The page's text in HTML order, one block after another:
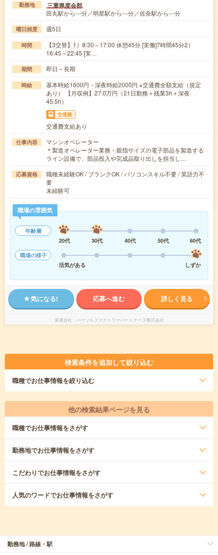
勤務地 三重県度会郡
田丸駅から---分／明星駅から---分／佐奈駅から---分
曜日頻度 週5日
時間
【3交替】1）8:30～17:00 休憩45分 [実働]7時間45分2）
16:45～22:45 [実…
期間 即日～長期
時給
基本時給1600円・深夜時給2000円 ※交通費全額支給（規定
あり） 【月収例】27.0万円（21日勤務＋残業3h＋深夜
45.5h）
交通費
交通費支給あり
仕事内容
マシンオペレーター
＊製造オペレーター業務・親指サイズの電子部品を製造する
ライン設備で、部品投入や完成品取り出しを担当し…
応募資格
職種未経験OK / ブランクOK / パソコンスキル不要 / 英語力不
要
未経験可
職場の雰囲気
年齢層
20代
30代 40代 50代
60代
職場の様子
活気がある
しずか
気になる! 応募へ進む 詳しく見る
派遣会社 パーソルファクトリーパートナーズ株式会社
検索条件を追加して絞り込む
職種でお仕事情報を絞り込む
他の検索結果ページを見る
職種でお仕事情報をさがす
勤務地でお仕事情報をさがす
こだわりでお仕事情報をさがす
人気のワードでお仕事情報をさがす
勤務地 / 路線・駅